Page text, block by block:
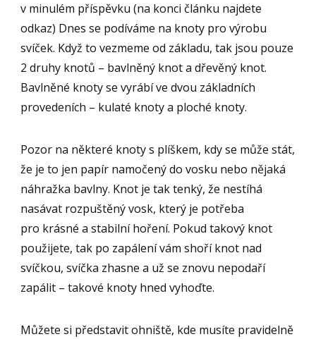
v minulém příspěvku (na konci článku najdete
odkaz) Dnes se podíváme na knoty pro výrobu
svíček. Když to vezmeme od základu, tak jsou pouze
2 druhy knotů – bavlněný knot a dřevěný knot.
Bavlněné knoty se vyrábí ve dvou základních
provedeních – kulaté knoty a ploché knoty.
Pozor na některé knoty s plíškem, kdy se může stát,
že je to jen papír namočený do vosku nebo nějaká
náhražka bavlny. Knot je tak tenký, že nestíhá
nasávat rozpuštěný vosk, který je potřeba
pro krásné a stabilní hoření. Pokud takový knot
použijete, tak po zapálení vám shoří knot nad
svíčkou, svíčka zhasne a už se znovu nepodaří
zapálit – takové knoty hned vyhoďte.
Můžete si představit ohniště, kde musíte pravidelně